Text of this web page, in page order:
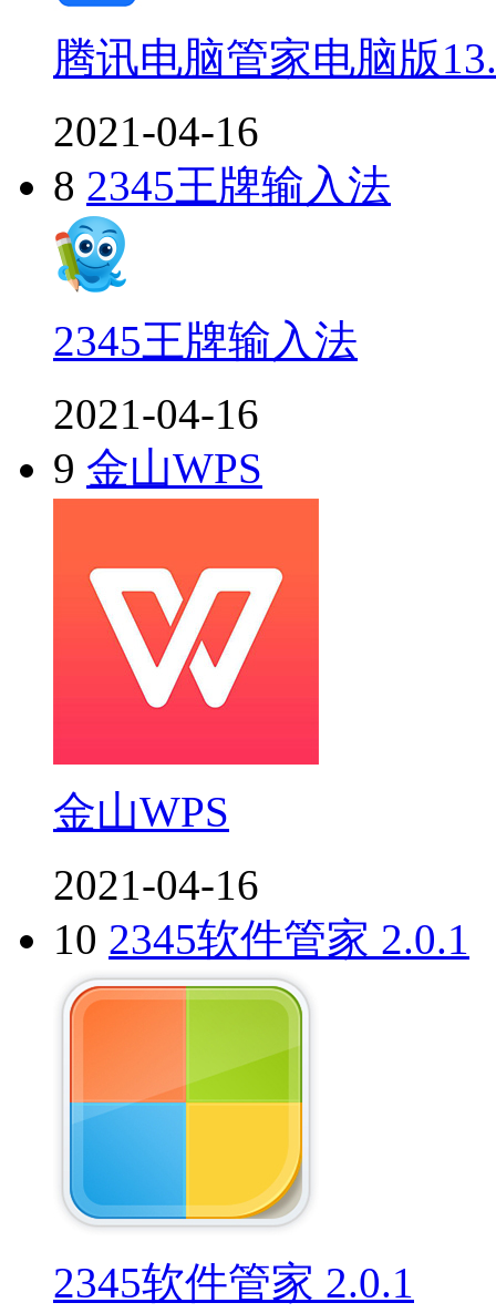
腾讯电脑管家电脑版
2021-04-16
8 2345王牌输入法
2345王牌输入法
2021-04-16
9 金山WPS
金山WPS
2021-04-16
10 2345软件管家 2.0.1
2345软件管家 2.0.1